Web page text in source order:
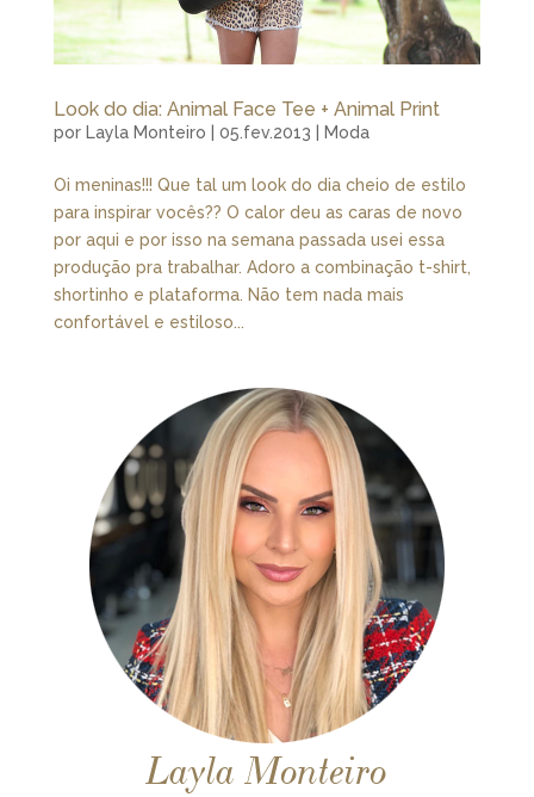
Look do dia: Animal Face Tee + Animal Print
por Layla Monteiro 05.fev.2013 Moda
Oi meninas!!! Que tal um look do dia cheio de estilo
para inspirar vocês?? O calor deu as caras de novo
por aqui e por isso na semana passada usei essa
produção pra trabalhar. Adoro a combinação t-shirt,
shortinho e plataforma. Não tem nada mais
confortável e estiloso...
Layla Monteiro